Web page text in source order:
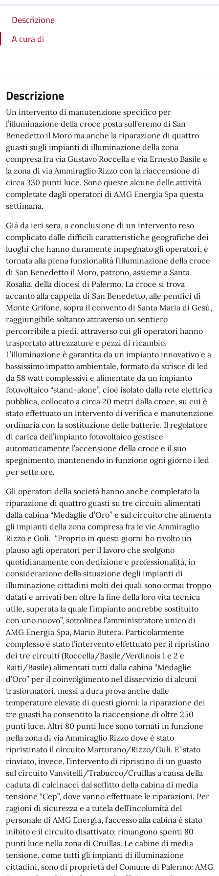
Descrizione
A cura di
Descrizione
Un intervento di manutenzione specifico per
l’illuminazione della croce posta sull’eremo di San
Benedetto il Moro ma anche la riparazione di quattro
guasti sugli impianti di illuminazione della zona
compresa fra via Gustavo Roccella e via Ernesto Basile e
la zona di via Ammiraglio Rizzo con la riaccensione di
circa 330 punti luce. Sono queste alcune delle attività
completate dagli operatori di AMG Energia Spa questa
settimana.
Già da ieri sera, a conclusione di un intervento reso
complicato dalle difficili caratteristiche geografiche dei
luoghi che hanno duramente impegnato gli operatori, è
tornata alla piena funzionalità l’illuminazione della croce
di San Benedetto il Moro, patrono, assieme a Santa
Rosalia, della diocesi di Palermo. La croce si trova
accanto alla cappella di San Benedetto, alle pendici di
Monte Grifone, sopra il convento di Santa Maria di Gesù,
raggiungibile soltanto attraverso un sentiero
percorribile a piedi, attraverso cui gli operatori hanno
trasportato attrezzature e pezzi di ricambio.
L’illuminazione è garantita da un impianto innovativo e a
bassissimo impatto ambientale, formato da strisce di led
da 58 watt complessivi e alimentate da un impianto
fotovoltaico “stand-alone”, cioè isolato dalla rete elettrica
pubblica, collocato a circa 20 metri dalla croce, su cui è
stato effettuato un intervento di verifica e manutenzione
ordinaria con la sostituzione delle batterie. Il regolatore
di carica dell’impianto fotovoltaico gestisce
automaticamente l’accensione della croce e il suo
spegnimento, mantenendo in funzione ogni giorno i led
per sette ore.
Gli operatori della società hanno anche completato la
riparazione di quattro guasti su tre circuiti alimentati
dalla cabina “Medaglie d’Oro” e sul circuito che alimenta
gli impianti della zona compresa fra le vie Ammiraglio
Rizzo e Gulì. “Proprio in questi giorni ho rivolto un
plauso agli operatori per il lavoro che svolgono
quotidianamente con dedizione e professionalità, in
considerazione della situazione degli impianti di
illuminazione cittadini molti dei quali sono ormai troppo
datati e arrivati ben oltre la fine della loro vita tecnica
utile, superata la quale l’impianto andrebbe sostituito
con uno nuovo”, sottolinea l’amministratore unico di
AMG Energia Spa, Mario Butera. Particolarmente
complesso è stato l’intervento effettuato per il ripristino
dei tre circuiti (Roccella/Basile/Verdinois 1 e 2 e
Raiti/Basile) alimentati tutti dalla cabina “Medaglie
d’Oro” per il coinvolgimento nel disservizio di alcuni
trasformatori, messi a dura prova anche dalle
temperature elevate di questi giorni: la riparazione dei
tre guasti ha consentito la riaccensione di oltre 250
punti luce. Altri 80 punti luce sono tornati in funzione
nella zona di via Ammiraglio Rizzo dove è stato
ripristinato il circuito Marturano/Rizzo/Gulì. E’ stato
rinviato, invece, l’intervento di ripristino di un guasto
sul circuito Vanvitelli/Trabucco/Cruillas a causa della
caduta di calcinacci dal soffitto della cabina di media
tensione “Cep”, dove vanno effettuate le riparazioni. Per
ragioni di sicurezza e a tutela dell’incolumità del
personale di AMG Energia, l’accesso alla cabina è stato
inibito e il circuito disattivato: rimangono spenti 80
punti luce nella zona di Cruillas. Le cabine di media
tensione, come tutti gli impianti di illuminazione
cittadini, sono di proprietà del Comune di Palermo: AMG